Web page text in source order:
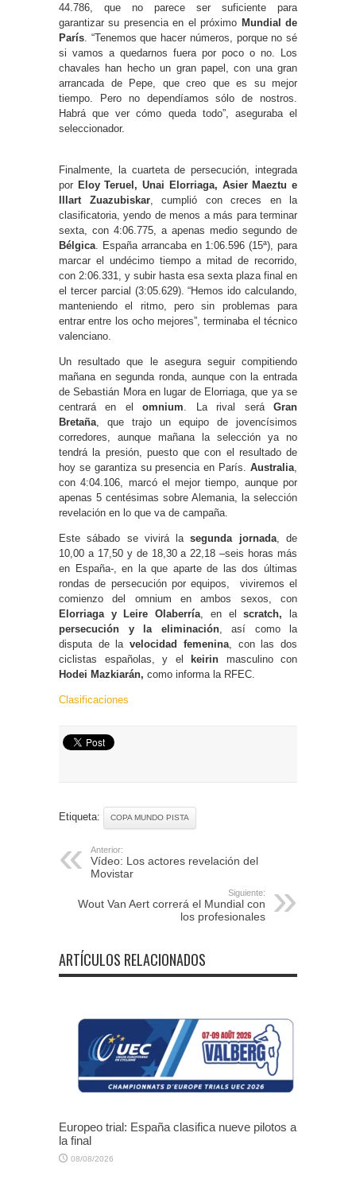
44.786, que no parece ser suficiente para
garantizar su presencia en el próximo Mundial de
París . “Tenemos que hacer números, porque no sé
si vamos a quedarnos fuera por poco o no. Los
chavales han hecho un gran papel, con una gran
arrancada de Pepe, que creo que es su mejor
tiempo. Pero no dependíamos sólo de nostros.
Habrá que ver cómo queda todo”, aseguraba el
seleccionador.
Finalmente, la cuarteta de persecución, integrada
por Eloy Teruel, Unai Elorriaga, Asier Maeztu e
Illart Zuazubiskar, cumplió con creces en la
clasificatoria, yendo de menos a más para terminar
sexta, con 4:06.775, a apenas medio segundo de
Bélgica . España arrancaba en 1:06.596 (15ª), para
marcar el undécimo tiempo a mitad de recorrido,
con 2:06.331, y subir hasta esa sexta plaza final en
el tercer parcial (3:05.629). “Hemos ido calculando,
manteniendo el ritmo, pero sin problemas para
entrar entre los ocho mejores”, terminaba el técnico
valenciano.
Un resultado que le asegura seguir compitiendo
mañana en segunda ronda, aunque con la entrada
de Sebastián Mora en lugar de Elorriaga, que ya se
centrará en elomnium . La rival seráGran
Bretaña , que trajo un equipo de jovencísimos
corredores, aunque mañana la selección ya no
tendrá la presión, puesto que con el resultado de
hoy se garantiza su presencia en París. Australia
con 4:04.106, marcó el mejor tiempo, aunque por
apenas 5 centésimas sobre Alemania, la selección
revelación en lo que va de campaña.
Este sábado se vivirá lasegunda jornada, de
10,00 a 17,50 y de 18,30 a 22,18 –seis horas más
en España-, en la que aparte de las dos últimas
rondas de persecución por equipos, viviremos el
comienzo del omnium en ambos sexos, con
Elorriaga y Leire Olaberría , en elscratch, la
persecución y la eliminación, así como la
disputa de lavelocidad femenina, con las dos
ciclistas españolas, y el
keirin masculino con
Hodei Mazkiarán, como informa la RFEC.
Clasificaciones
Etiqueta: COPA MUNDO PISTA
Anterior:
Vídeo: Los actores revelación del
Movistar
Siguiente:
Wout Van Aert correrá el Mundial con
los profesionales
ARTÍCULOS RELACIONADOS
Europeo trial: España clasifica nueve pilotos a
la final
08/08/2026